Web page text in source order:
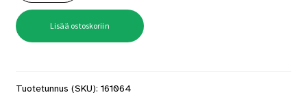
Lakka
määrä
Lisää ostoskoriin
Tuotetunnus (SKU): 161064